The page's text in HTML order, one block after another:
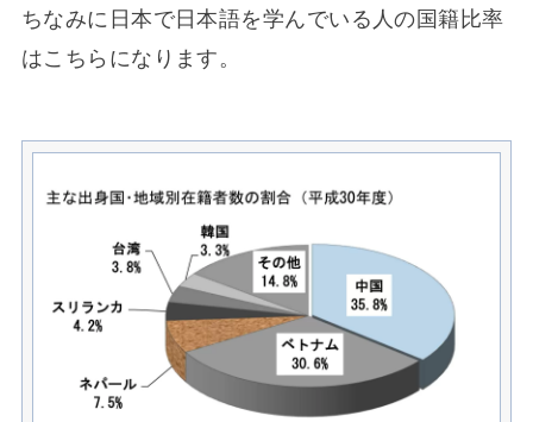
ちなみに日本で日本語を学んでいる人の国籍比率
はこちらになります。